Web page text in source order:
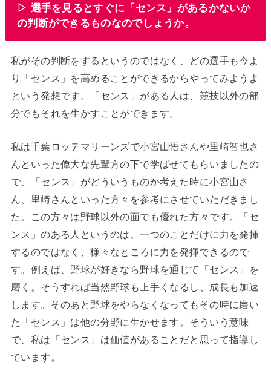
▷ 選手を見るとすぐに「センス」があるかないか
の判断ができるものなのでしょうか。
私がその判断をするというのではなく、どの選手も今よ
り「センス」を高めることができるからやってみようよ
という発想です。「センス」がある人は、競技以外の部
分でもそれを生かすことができます。
私は千葉ロッテマリーンズで小宮山悟さんや里崎智也さ
んといった偉大な先輩方の下で学ばせてもらいましたの
で、「センス」がどういうものか考えた時に小宮山さ
ん、里崎さんといった方々を参考にさせていただきまし
た。この方々は野球以外の面でも優れた方々です。「セ
ンス」のある人というのは、一つのことだけに力を発揮
するのではなく、様々なところに力を発揮できるので
す。例えば、野球が好きなら野球を通じて「センス」を
磨く。そうすれば当然野球も上手くなるし、成長も加速
します。そのあと野球をやらなくなってもその時に磨い
た「センス」は他の分野に生かせます。そういう意味
で、私は「センス」は価値があることだと思って指導し
ています。